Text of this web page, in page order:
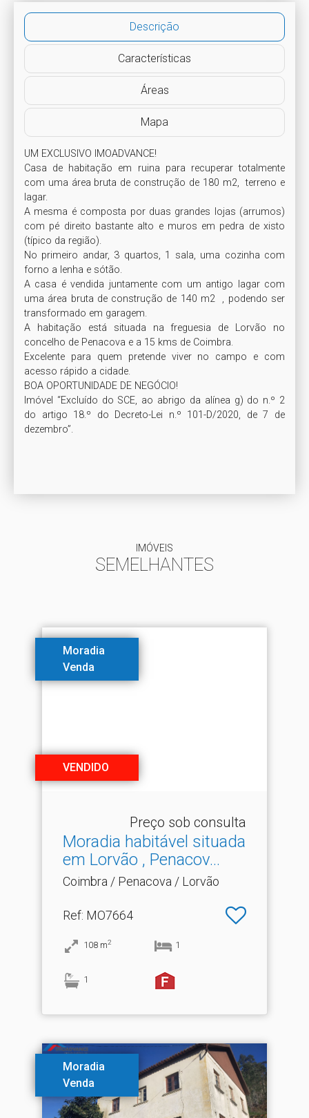
Descrição
Características
Áreas
Mapa
UM EXCLUSIVO IMOADVANCE!
Casa de habitação em ruina para recuperar totalmente
com uma área bruta de construção de 180 m2,  terreno e
lagar.
A mesma é composta por duas grandes lojas (arrumos)
com pé direito bastante alto e muros em pedra de xisto
(típico da região).
No primeiro andar, 3 quartos, 1 sala, uma cozinha com
forno a lenha e sótão.
A casa é vendida juntamente com um antigo lagar com
uma área bruta de construção de 140 m2  , podendo ser
transformado em garagem.
A habitação está situada na freguesia de Lorvão no
concelho de Penacova e a 15 kms de Coimbra.
Excelente para quem pretende viver no campo e com
acesso rápido a cidade.
BOA OPORTUNIDADE DE NEGÓCIO!
Imóvel “Excluído do SCE, ao abrigo da alínea g) do n.º 2
do artigo 18.º do Decreto-Lei n.º 101-D/2020, de 7 de
dezembro”.
IMÓVEIS
SEMELHANTES
Moradia
Venda
VENDIDO
Preço sob consulta
Moradia habitável situada
em Lorvão , Penacov.​..
Coimbra / Penacova / Lorvão
Ref: MO7664
108 m2 1
1
Moradia
Venda